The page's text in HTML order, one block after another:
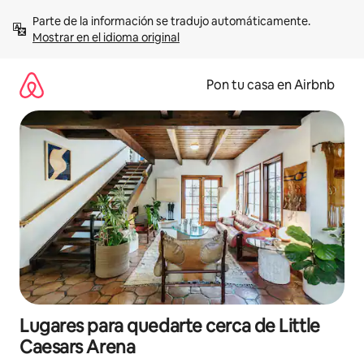
contenidoMostrar en el idioma original
Pon tu casa en Airbnb
Lugares para quedarte cerca de Little
Caesars Arena